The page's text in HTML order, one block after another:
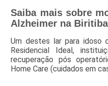
Saiba mais sobre
Alzheimer na
Um destes lar para idoso
Residencial Ideal,
recuperação pós
Home Care (cuidados em